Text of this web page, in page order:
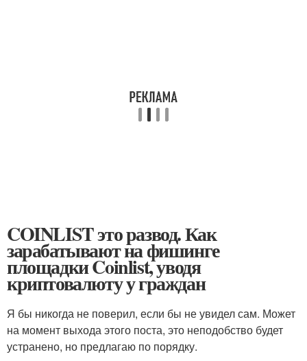
COINLIST это развод. Как
зарабатывают на фишинге
площадки Coinlist, уводя
криптовалюту у граждан
Я бы никогда не поверил, если бы не увидел сам. Может
на момент выхода этого поста, это неподобство будет
устранено, но предлагаю по порядку.